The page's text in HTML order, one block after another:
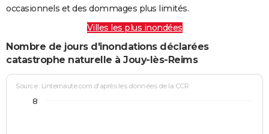
occasionnels et des dommages plus limités.
Villes les plus inondées
Nombre de jours d'inondations déclarées
catastrophe naturelle à Jouy-lès-Reims
Source : Linternaute.com d'après les données de la CCR
8